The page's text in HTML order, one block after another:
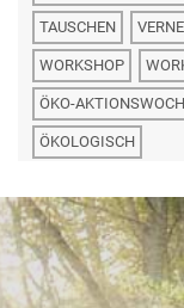
TAUSCHEN
WORKSHOP
ÖKO-
ÖKOLOGISCH